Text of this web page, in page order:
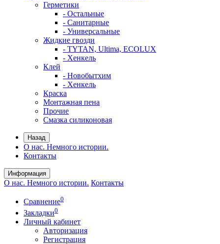
Герметики
- Остальные
- Санитарные
- Универсальные
Жидкие гвозди
- TYTAN, Ultima, ECOLUX
- Хенкель
Клей
- Новобытхим
- Хенкель
Краска
Монтажная пена
Прочие
Смазка силиконовая
Назад
О нас. Немного истории.
Контакты
Информация
О нас. Немного истории. Контакты
Сравнение0
Закладки0
Личный кабинет
Авторизация
Регистрация